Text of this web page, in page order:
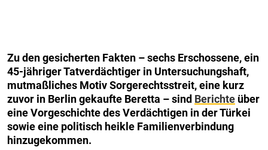
Zu den gesicherten Fakten – sechs Erschossene, ein
45-jähriger Tatverdächtiger in Untersuchungshaft,
mutmaßliches Motiv Sorgerechtsstreit, eine kurz
zuvor in Berlin gekaufte Beretta – sind Berichte über
eine Vorgeschichte des Verdächtigen in der Türkei
sowie eine politisch heikle Familienverbindung
hinzugekommen.